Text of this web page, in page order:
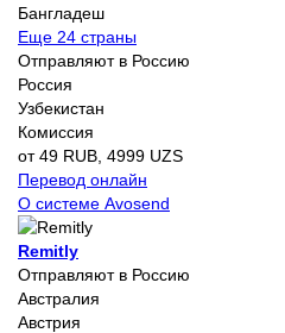
Бангладеш
Еще 24 страны
Отправляют в Россию
Россия
Узбекистан
Комиссия
от 49 RUB, 4999 UZS
Перевод онлайн
О системе Avosend
Remitly
Отправляют в Россию
Австралия
Австрия